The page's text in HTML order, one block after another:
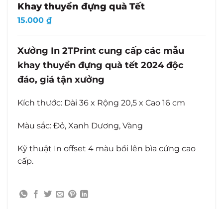
Khay thuyền đựng quà Tết
15.000 ₫
Xưởng In 2TPrint cung cấp các mẫu
khay thuyền đựng quà tết 2024 độc
đáo, giá tận xưởng
Kích thước: Dài 36 x Rộng 20,5 x Cao 16 cm
Màu sắc: Đỏ, Xanh Dương, Vàng
Kỹ thuật In offset 4 màu bồi lên bìa cứng cao
cấp.